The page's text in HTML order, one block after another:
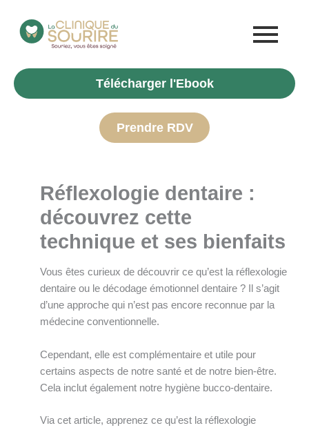
contenu
Télécharger l'Ebook
Prendre RDV
Réflexologie dentaire :
découvrez cette
technique et ses bienfaits
Vous êtes curieux de découvrir ce qu’est la réflexologie
dentaire ou le décodage émotionnel dentaire ? Il s’agit
d’une approche qui n’est pas encore reconnue par la
médecine conventionnelle.
Cependant, elle est complémentaire et utile pour
certains aspects de notre santé et de notre bien-être.
Cela inclut également notre hygiène bucco-dentaire.
Via cet article, apprenez ce qu’est la réflexologie